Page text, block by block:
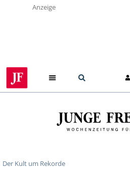
Anzeige
Der Kult um Rekorde